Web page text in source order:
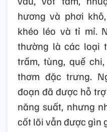
hương và phơi
khéo léo và tỉ mỉ.
thường là các loại
trầm, tùng, quế
thơm đặc trưng.
đoạn đã được hỗ
năng suất, nhưng
cốt lõi vẫn được gìn